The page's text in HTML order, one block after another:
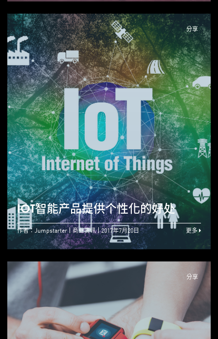
分享
IOT智能产品提供个性化的好处
作者：Jumpstarter 商业资讯 2017年7月20日 更多
分享